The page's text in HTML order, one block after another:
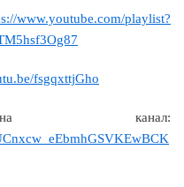
www.youtube.com/playlist?
fsgqxttjGho
на канал: